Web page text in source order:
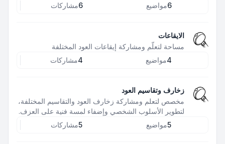
6مواضيع 6مشاركات
الايقاعات
مساحة لتعلّم ومشاركة إيقاعات العود المختلفة
4مواضيع 4مشاركات
زخارف وتقاسيم العود
مخصص لتعلم ومشاركة زخارف العود والتقاسيم المختلفة،
لتطوير الأسلوب الشخصي وإضفاء لمسة فنية على العزف.
5مواضيع 5مشاركات